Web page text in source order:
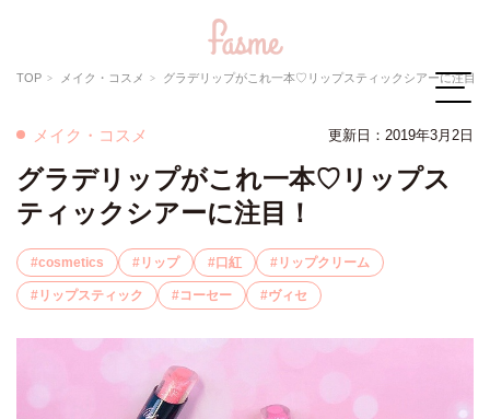
TOP メイク・コスメ グラデリップがこれ一本♡リップスティックシアーに注目！
メイク・コスメ 更新日：2019年3月2日
グラデリップがこれ一本♡リップス
ティックシアーに注目！
cosmetics リップ 口紅 リップクリーム
リップスティック コーセー ヴィセ